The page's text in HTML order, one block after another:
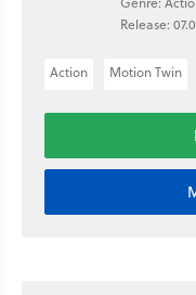
Release:
Action Motion Twin